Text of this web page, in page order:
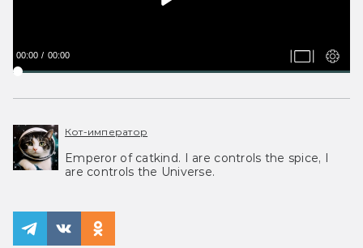
00:00 00:00
Кот-император
Emperor of catkind. I are controls the spice, I
are controls the Universe.